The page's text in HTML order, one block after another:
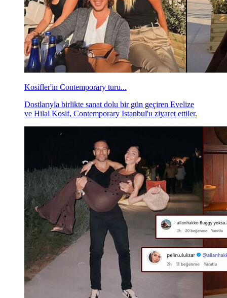
Kosifler'in Contemporary turu...
Dostlarıyla birlikte sanat dolu bir gün geçiren Evelize
ve Hilal Kosif, Contemporary Istanbul'u ziyaret ettiler.